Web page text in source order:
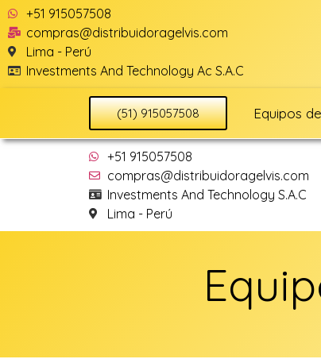
+51 915057508
compras@distribuidoragelvis.com
Lima - Perú
Investments And Technology Ac S.A.C
(51) 915057508 Equipos
+51 915057508
compras@distribuidoragelvis.com
Investments And Technology S.A.C
Lima - Perú